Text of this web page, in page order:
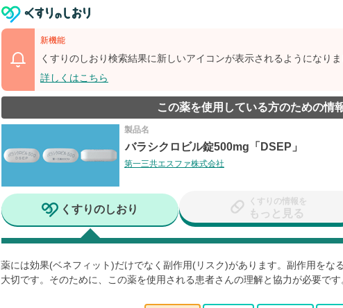
新機能
くすりのしおり検索結果に新しいアイコンが表示されるようになりま
詳しくはこちら
この薬を使用している方のための情
製品名
バラシクロビル錠500mg「DSEP」
第一三共エスファ株式会社
くすりのしおり
くすりの情報を
もっと見る
薬には効果(ベネフィット)だけでなく副作用(リスク)があります。副作用をな
大切です。そのために、この薬を使用される患者さんの理解と協力が必要です